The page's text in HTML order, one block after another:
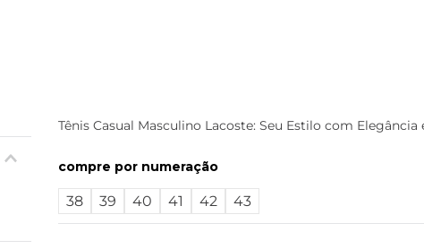
Tênis Casual Masculino Lacoste: Seu Estilo com
numeração
38 39 40 41 42 43